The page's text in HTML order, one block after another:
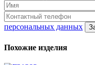
персональных данных
Похожие изделия